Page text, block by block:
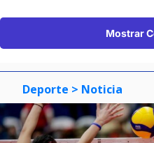
Mostrar
Deporte > Noticia